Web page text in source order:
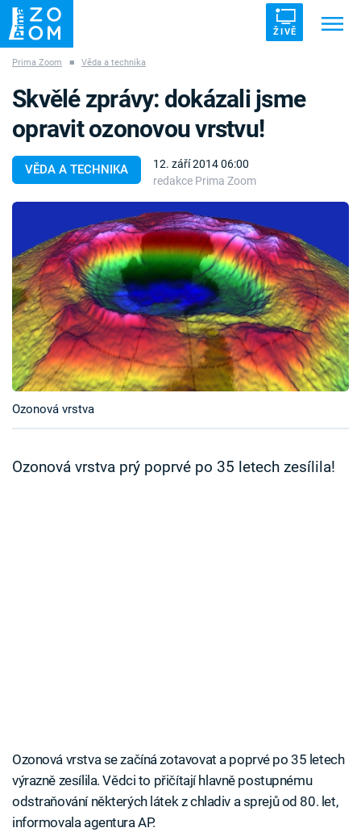
ŽIVĚ
ZÁHADY VETŘELCI DÁVNOVĚKU
Témata
Pořady
TV Program
Časopis
Sledujte prima+
Přihlášení
Prima Zoom ■ Věda a technika
VĚDA A TECHNIKA
12. září 2014 06:00
redakce Prima Zoom
Skvělé zprávy: dokázali jsme
opravit ozonovou vrstvu!
Ozonová vrstva
Ozonová vrstva prý poprvé po 35 letech zesílila!
Ozonová vrstva se začíná zotavovat a poprvé po 35 letech
výrazně zesílila. Vědci to přičítají hlavně postupnému
odstraňování některých látek z chladiv a sprejů od 80. let,
informovala agentura AP.